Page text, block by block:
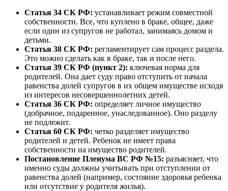
Статья 34 СК РФ: устанавливает режим совместной
собственности. Все, что куплено в браке, общее, даже
если один из супругов не работал, занимаясь домом и
детьми.
Статья 38 СК РФ: регламентирует сам процесс раздела.
Это можно сделать как в браке, так и после него.
Статья 39 СК РФ (пункт 2): ключевая норма для
родителей. Она дает суду право отступить от начала
равенства долей супругов в их общем имуществе исходя
из интересов несовершеннолетних детей.
Статья 36 СК РФ: определяет личное имущество
(добрачное, подаренное, унаследованное). Оно разделу
не подлежит.
Статья 60 СК РФ: четко разделяет имущество
родителей и детей. Ребенок не имеет права
собственности на имущество родителей.
Постановление Пленума ВС РФ №15: разъясняет, что
именно суды должны учитывать при отступлении от
равенства долей (например, состояние здоровья ребенка
или отсутствие у родителя жилья).